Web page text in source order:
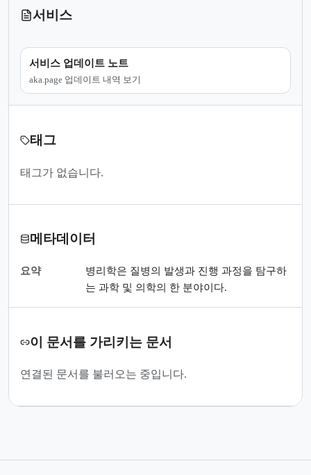
서비스
서비스 업데이트 노트
aka.page 업데이트 내역 보기
태그
태그가 없습니다.
메타데이터
요약
병리학은 질병의 발생과 진행 과정을 탐구하
는 과학 및 의학의 한 분야이다.
이 문서를 가리키는 문서
연결된 문서를 불러오는 중입니다.